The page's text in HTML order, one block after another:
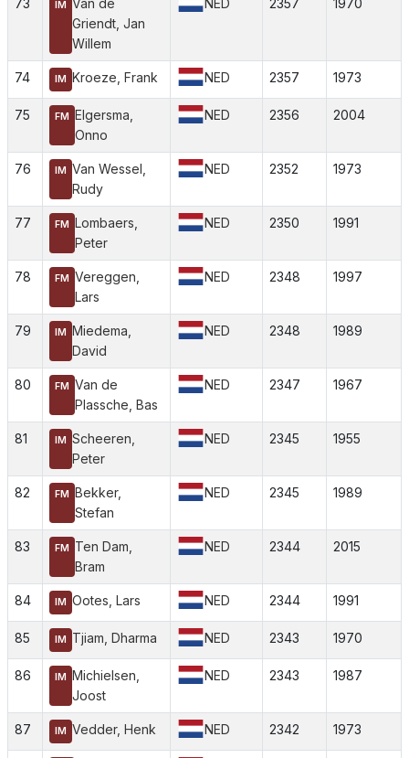
73 IM Van de
Griendt, Jan
Willem
NED 2357 1970
74 IM Kroeze, Frank NED 2357 1973
75 FM Elgersma,
Onno
NED 2356 2004
76 IM Van Wessel,
Rudy
NED 2352 1973
77 FM Lombaers,
Peter
NED 2350 1991
78 FM Vereggen,
Lars
NED 2348 1997
79 IM Miedema,
David
NED 2348 1989
80 FM Van de
Plassche, Bas
NED 2347 1967
81 IM Scheeren,
Peter
NED 2345 1955
82 FM Bekker,
Stefan
NED 2345 1989
83 FM
Ten Dam,
Bram
NED 2344 2015
84 IM Ootes, Lars NED 2344 1991
85 IM Tjiam, Dharma NED 2343 1970
86 IM Michielsen,
Joost
NED 2343 1987
87 IM Vedder, Henk NED 2342 1973